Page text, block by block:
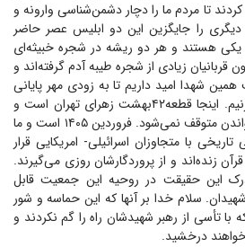
کردند تا مردم ما را دچار دشمن‌شناسی وارونه و
دیگری را جایگزین این دو ابلیس عصر حاضر
یکی هستند و هر دو ریشه در شجره خبیثه‌ای
قربانیان زیادی از شجره طیبه آدم گرفته‌اند و
همین شهدا امید داریم تا به زودی مهر پایانی
بر جولان شنیع و شوم آنها بزنیم. اینجا قطعه۴۲بهشت زهرای تهران است و
نوحه‌خوان حتی یک آن از خواندن متوقف نمی‌شود. فروردین ۱۴۰۵ است و ما
با متجاوزان اسرائیلی- امریکایی قرار
زنده‌اند و از پروردگارشان روزی می‌گیرند.
این حقیقت در روحیه این جمعیت قابل
سلام خدا بر آنها که این حماسه و شور
با تأسی از رهبر شهیدشان راه را گم نکردند و
خواهند درخشید.